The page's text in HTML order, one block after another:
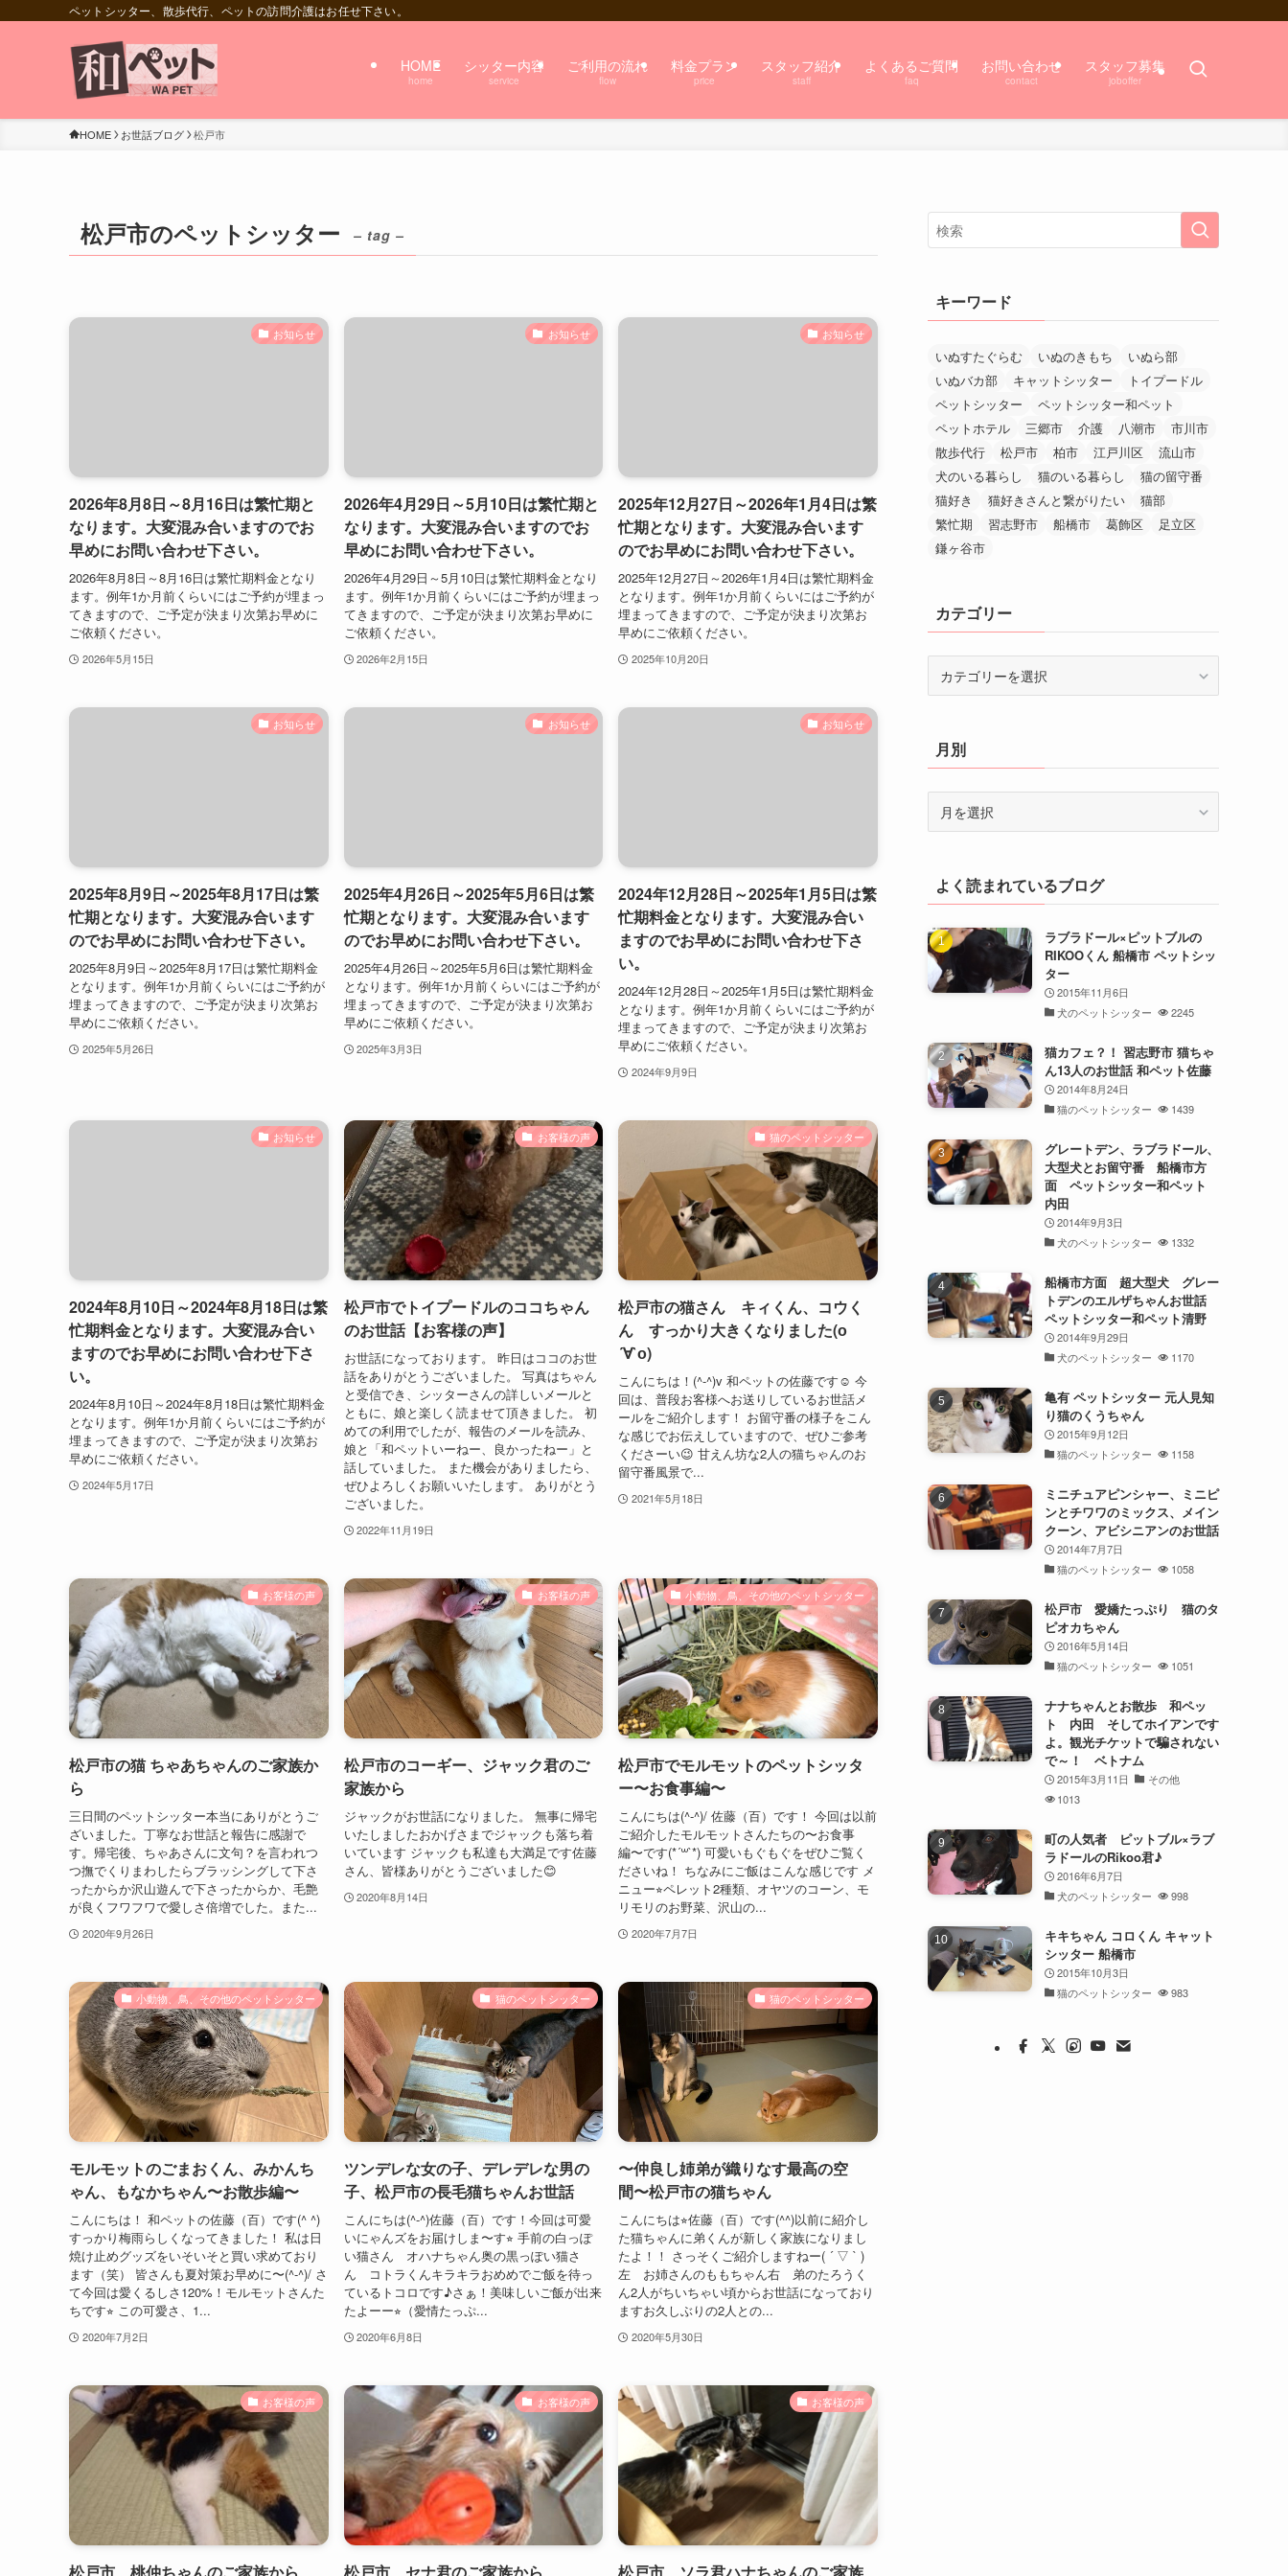
ペットシッター、散歩代行、ペットの訪問介護はお任せ下さい。
HOME
home
シッター内容
service
ご利用の流れ
flow
料金プラン
price
スタッフ紹介
staff
よくあるご質問
faq
お問い合わせ
contact
スタッフ募集
joboffer
HOME お世話ブログ 松戸市
松戸市のペットシッター – tag –
お知らせ
2026年8月8日～8月16日は繁忙期と
なります。大変混み合いますのでお
早めにお問い合わせ下さい。
2026年8月8日～8月16日は繁忙期料金となり
ます。例年1か月前くらいにはご予約が埋まっ
てきますので、ご予定が決まり次第お早めに
ご依頼ください。
2026年5月15日
お知らせ
2026年4月29日～5月10日は繁忙期と
なります。大変混み合いますのでお
早めにお問い合わせ下さい。
2026年4月29日～5月10日は繁忙期料金となり
ます。例年1か月前くらいにはご予約が埋まっ
てきますので、ご予定が決まり次第お早めに
ご依頼ください。
2026年2月15日
お知らせ
2025年12月27日～2026年1月4日は繁
忙期となります。大変混み合います
のでお早めにお問い合わせ下さい。
2025年12月27日～2026年1月4日は繁忙期料金
となります。例年1か月前くらいにはご予約が
埋まってきますので、ご予定が決まり次第お
早めにご依頼ください。
2025年10月20日
お知らせ
2025年8月9日～2025年8月17日は繁
忙期となります。大変混み合います
のでお早めにお問い合わせ下さい。
2025年8月9日～2025年8月17日は繁忙期料金
となります。例年1か月前くらいにはご予約が
埋まってきますので、ご予定が決まり次第お
早めにご依頼ください。
2025年5月26日
お知らせ
2025年4月26日～2025年5月6日は繁
忙期となります。大変混み合います
のでお早めにお問い合わせ下さい。
2025年4月26日～2025年5月6日は繁忙期料金
となります。例年1か月前くらいにはご予約が
埋まってきますので、ご予定が決まり次第お
早めにご依頼ください。
2025年3月3日
お知らせ
2024年12月28日～2025年1月5日は繁
忙期料金となります。大変混み合い
ますのでお早めにお問い合わせ下さ
い。
2024年12月28日～2025年1月5日は繁忙期料金
となります。例年1か月前くらいにはご予約が
埋まってきますので、ご予定が決まり次第お
早めにご依頼ください。
2024年9月9日
お知らせ
2024年8月10日～2024年8月18日は繁
忙期料金となります。大変混み合い
ますのでお早めにお問い合わせ下さ
い。
2024年8月10日～2024年8月18日は繁忙期料金
となります。例年1か月前くらいにはご予約が
埋まってきますので、ご予定が決まり次第お
早めにご依頼ください。
2024年5月17日
お客様の声
松戸市でトイプードルのココちゃん
のお世話【お客様の声】
お世話になっております。 昨日はココのお世
話をありがとうございました。 写真はちゃん
と受信でき、シッターさんの詳しいメールと
ともに、娘と楽しく読ませて頂きました。 初
めての利用でしたが、報告のメールを読み、
娘と「和ペットいーねー、良かったねー」と
話していました。 また機会がありましたら、
ぜひよろしくお願いいたします。 ありがとう
ございました。
2022年11月19日
猫のペットシッター
松戸市の猫さん キィくん、コウく
ん すっかり大きくなりました(о
´∀`о)
こんにちは！(^-^)v 和ペットの佐藤です☺️ 今
回は、普段お客様へお送りしているお世話メ
ールをご紹介します！ お留守番の様子をこん
な感じでお伝えしていますので、ぜひご参考
くださーい😉 甘えん坊な2人の猫ちゃんのお
留守番風景で...
2021年5月18日
お客様の声
松戸市の猫 ちゃあちゃんのご家族か
ら
三日間のペットシッター本当にありがとうご
ざいました。丁寧なお世話と報告に感謝で
す。帰宅後、ちゃあさんに文句？を言われつ
つ撫でくりまわしたらブラッシングして下さ
ったからか沢山遊んで下さったからか、毛艶
が良くフワフワで愛しさ倍増でした。また...
2020年9月26日
お客様の声
松戸市のコーギー、ジャック君のご
家族から
ジャックがお世話になりました。 無事に帰宅
いたしましたおかげさまでジャックも落ち着
いています ジャックも私達も大満足です佐藤
さん、皆様ありがとうございました😊
2020年8月14日
小動物、鳥、その他のペットシッター
松戸市でモルモットのペットシッタ
ー〜お食事編〜
こんにちは(^-^)/ 佐藤（百）です！ 今回は以前
ご紹介したモルモットさんたちの〜お食事
編〜です(*´꒳`*) 可愛いもぐもぐをぜひご覧く
ださいね！ ちなみにご飯はこんな感じです メ
ニュー⭐︎ペレット2種類、オヤツのコーン、モ
リモリのお野菜、沢山の...
2020年7月7日
小動物、鳥、その他のペットシッター
モルモットのごまおくん、みかんち
ゃん、もなかちゃん〜お散歩編〜
こんにちは！ 和ペットの佐藤（百）です(^ ^)
すっかり梅雨らしくなってきました！ 私は日
焼け止めグッズをいそいそと買い求めており
ます（笑） 皆さんも夏対策お早めに〜(^-^)/ さ
て今回は愛くるしさ120%！モルモットさんた
ちです⭐︎ この可愛さ、1...
2020年7月2日
猫のペットシッター
ツンデレな女の子、デレデレな男の
子、松戸市の長毛猫ちゃんお世話
こんにちは(^-^)佐藤（百）です！今回は可愛
いにゃんズをお届けしま〜す⭐︎ 手前の白っぽ
い猫さん オハナちゃん奥の黒っぽい猫さ
ん コトラくんキラキラおめめでご飯を待っ
ているトコロです♪さぁ！美味しいご飯が出来
たよーー⭐︎（愛情たっぷ...
2020年6月8日
猫のペットシッター
〜仲良し姉弟が織りなす最高の空
間〜松戸市の猫ちゃん
こんにちは⭐︎佐藤（百）です(^^)以前に紹介し
た猫ちゃんに弟くんが新しく家族になりまし
たよ！！ さっそくご紹介しますねー( ´ ▽ ` )
左 お姉さんのももちゃん右 弟のたろうく
ん2人がちいちゃい頃からお世話になっており
ますお久しぶりの2人との...
2020年5月30日
お客様の声 お客様の声 お客様の声
キーワード
いぬすたぐらむ いぬのきもち
いぬら部
いぬバカ部
キャットシッター
トイプードル
ペットシッター
ペットシッター和ペット
ペットホテル
三郷市 介護 八潮市
市川市
散歩代行
松戸市 柏市 江戸川区
流山市
犬のいる暮らし
猫のいる暮らし
猫の留守番
猫好き
猫好きさんと繋がりたい
猫部
繁忙期
習志野市 船橋市 葛飾区
足立区
鎌ヶ谷市
カテゴリー
ー月別
よく読まれているブログ
ラブラドール×ピットブルの
RIKOOくん 船橋市 ペットシッ
ター
2015年11月6日
犬のペットシッター
2245
猫カフェ？！ 習志野市 猫ちゃ
ん13人のお世話 和ペット佐藤
2014年8月24日
猫のペットシッター
1439
グレートデン、ラブラドール、
大型犬とお留守番 船橋市方
面 ペットシッター和ペット
内田
2014年9月3日
犬のペットシッター
1332
船橋市方面 超大型犬 グレー
トデンのエルザちゃんお世話
ペットシッター和ペット清野
2014年9月29日
犬のペットシッター
1170
亀有 ペットシッター 元人見知
り猫のくうちゃん
2015年9月12日
猫のペットシッター
1158
ミニチュアピンシャー、ミニピ
ンとチワワのミックス、メイン
クーン、アビシニアンのお世話
2014年7月7日
猫のペットシッター
1058
松戸市 愛嬌たっぷり 猫のタ
ピオカちゃん
2016年5月14日
猫のペットシッター
1051
ナナちゃんとお散歩 和ペッ
ト 内田 そしてホイアンです
よ。観光チケットで騙されない
で～！ ベトナム
2015年3月11日
その他
1013
町の人気者 ピットブル×ラブ
ラドールのRikoo君♪
2016年6月7日
犬のペットシッター
998
キキちゃん コロくん キャット
シッター 船橋市
2015年10月3日
猫のペットシッター
983